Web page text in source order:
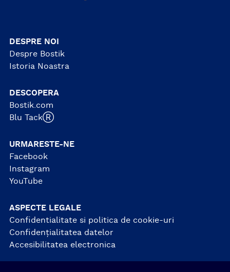
DESPRE NOI
Despre Bostik
Istoria Noastra
DESCOPERA
Bostik.com
Blu TackⓇ
URMARESTE-NE
Facebook
Instagram
YouTube
ASPECTE LEGALE
Confidentialitate si politica de cookie-uri
Confidențialitatea datelor
Accesibilitatea electronica